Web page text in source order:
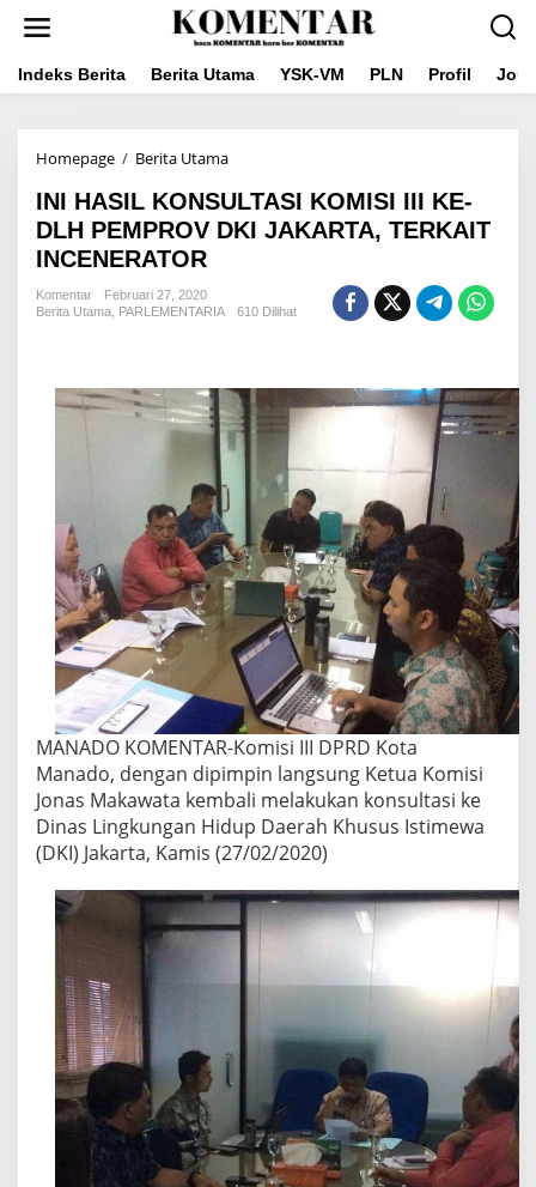
Indeks Berita Berita Utama YSK-VM PLN Profil
Homepage / Berita UtamaINI
KONSULTASI
KOMISI
III
PEMPROV
INCENERATOR
INI HASIL KONSULTASI KOMISI III KE-
DLH PEMPROV DKI JAKARTA, TERKAIT
INCENERATOR
Komentar
Februari 27, 2020
Berita Utama PARLEMENTARIA 610 Dilihat
MANADO KOMENTAR-Komisi III DPRD Kota
Manado, dengan dipimpin langsung Ketua Komisi
Jonas Makawata kembali melakukan konsultasi ke
Dinas Lingkungan Hidup Daerah Khusus Istimewa
(DKI) Jakarta, Kamis (27/02/2020)